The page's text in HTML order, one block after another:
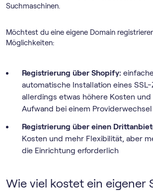
Suchmaschinen.
Möchtest du eine eigene Domain
Möglichkeiten:
Registrierung über Shopify:
automatische Installation eines
allerdings etwas höhere Kosten
Aufwand bei einem Providerwechsel
Registrierung über einen
Kosten und mehr Flexibilität, aber
die Einrichtung erforderlich
Wie viel kostet ein eigener